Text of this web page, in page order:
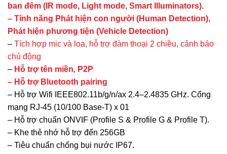
ban đêm (IR mode, Light mode, Smart Illuminators).
– Tính năng Phát hiện con người (Human Detection),
Phát hiện phương tiện (Vehicle Detection)
– Tích hợp mic và loa, hỗ trợ đàm thoại 2 chiều, cảnh báo
chủ động
– Hỗ trợ tên miền, P2P
– Hỗ trợ Bluetooth pairing
– Hỗ trợ Wifi IEEE802.11b/g/n/ax 2.4–2.4835 GHz. Cổng
mạng RJ-45 (10/100 Base-T) x 01
– Hỗ trợ chuẩn ONVIF (Profile S & Profile G & Profile T).
– Khe thẻ nhớ hỗ trợ đến 256GB
– Tiêu chuẩn chống bụi nước IP67.